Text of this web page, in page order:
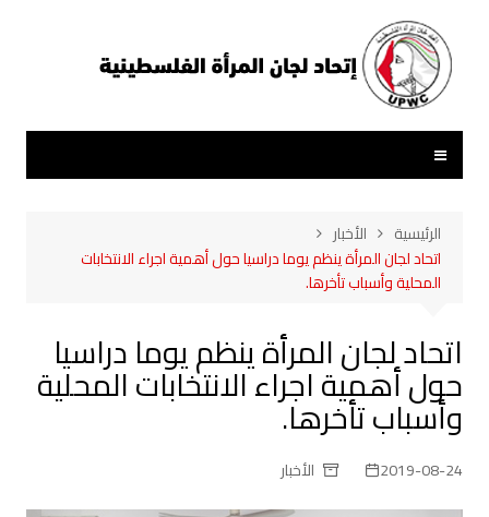
المحتوى
الرئيسية
الأخبار
اتحاد لجان المرأة ينظم يوما دراسيا حول أهمية اجراء الانتخابات
المحلية وأسباب تأخرها.
اتحاد لجان المرأة ينظم يوما دراسيا
حول أهمية اجراء الانتخابات المحلية
وأسباب تأخرها.
2019-08-24 الأخبار